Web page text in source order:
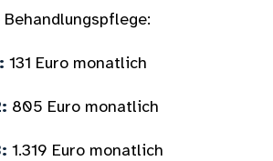
131 Euro monatlich
805 Euro monatlich
1.319 Euro monatlich